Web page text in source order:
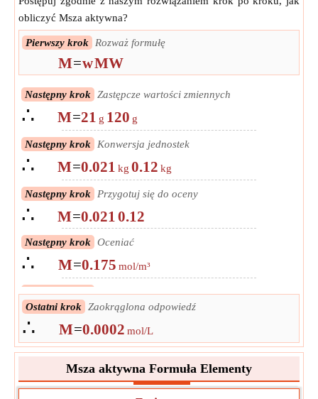
obliczyć Msza aktywna?
Pierwszy krok Rozważ formułę
M=wMW
Następny krok Zastępcze wartości zmiennych
∴ M=21 g 120 g
Następny krok Konwersja jednostek
∴ M=0.021 kg 0.12 kg
Następny krok Przygotuj się do oceny
∴ M=0.0210.12
Następny krok Oceniać
∴ M=0.175 mol/m³
Następny krok Konwertuj na jednostkę wyjściową
∴ M=0.000175 mol/L
Ostatni krok Zaokrąglona odpowiedź
∴ M=0.0002 mol/L
Msza aktywna Formuła Elementy